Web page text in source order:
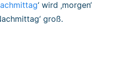
‘ wird ‚morgen‘
groß.